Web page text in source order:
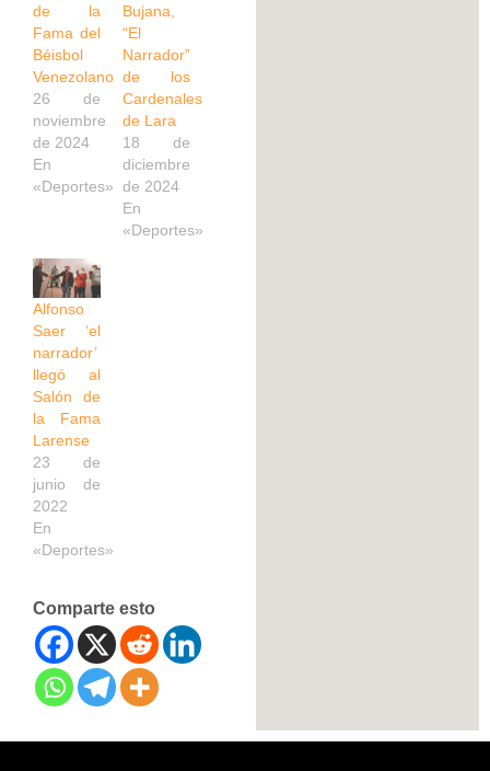
de la
Fama del
Béisbol
Venezolano
26 de
noviembre
de 2024
En
«Deportes»
Bujana,
“El
Narrador”
de los
Cardenales
de Lara
18 de
diciembre
de 2024
En
«Deportes»
Alfonso
Saer ‘el
narrador’
llegó al
Salón de
la Fama
Larense
23 de
junio de
2022
En
«Deportes»
Comparte esto